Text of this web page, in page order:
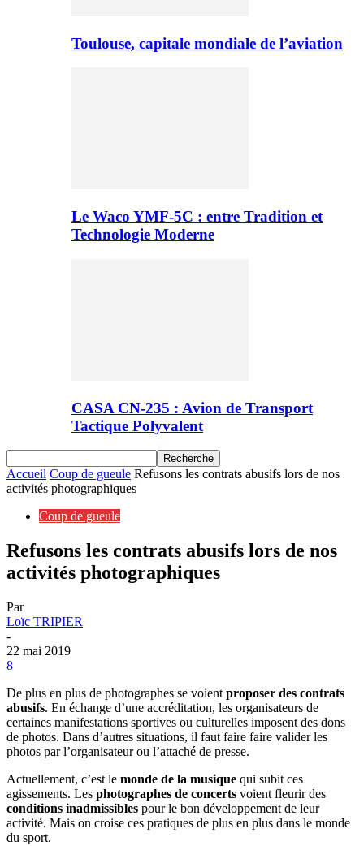
Toulouse, capitale mondiale de l’aviation
Le Waco YMF-5C : entre Tradition et
Technologie Moderne
CASA CN-235 : Avion de Transport
Tactique Polyvalent
Accueil Coup de gueule Refusons les contrats abusifs lors de nos
activités photographiques
Coup de gueule
Refusons les contrats abusifs lors de nos
activités photographiques
Par
Loïc TRIPIER
-
22 mai 2019
8
De plus en plus de photographes se voient proposer des contrats
abusifs. En échange d’une accréditation, les organisateurs de
certaines manifestations sportives ou culturelles imposent des dons
de photos. Dans d’autres situations, il faut faire faire valider les
photos par l’organisateur ou l’attaché de presse.
Actuellement, c’est le monde de la musique qui subit ces
agissements. Les photographes de concerts voient fleurir des
conditions inadmissibles pour le bon développement de leur
activité. Mais on croise ces pratiques de plus en plus dans le monde
du sport.